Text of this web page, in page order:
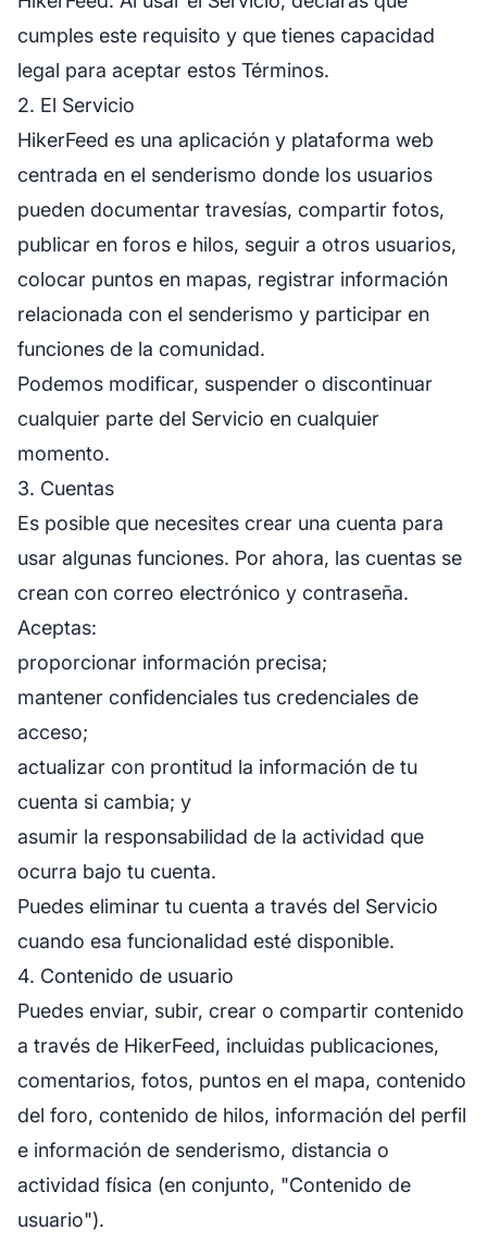
cumples este requisito y que tienes capacidad
legal para aceptar estos Términos.
2. El Servicio
HikerFeed es una aplicación y plataforma web
centrada en el senderismo donde los usuarios
pueden documentar travesías, compartir fotos,
publicar en foros e hilos, seguir a otros usuarios,
colocar puntos en mapas, registrar información
relacionada con el senderismo y participar en
funciones de la comunidad.
Podemos modificar, suspender o discontinuar
cualquier parte del Servicio en cualquier
momento.
3. Cuentas
Es posible que necesites crear una cuenta para
usar algunas funciones. Por ahora, las cuentas se
crean con correo electrónico y contraseña.
Aceptas:
proporcionar información precisa;
mantener confidenciales tus credenciales de
acceso;
actualizar con prontitud la información de tu
cuenta si cambia; y
asumir la responsabilidad de la actividad que
ocurra bajo tu cuenta.
Puedes eliminar tu cuenta a través del Servicio
cuando esa funcionalidad esté disponible.
4. Contenido de usuario
Puedes enviar, subir, crear o compartir contenido
a través de HikerFeed, incluidas publicaciones,
comentarios, fotos, puntos en el mapa, contenido
del foro, contenido de hilos, información del perfil
e información de senderismo, distancia o
actividad física (en conjunto, "Contenido de
usuario").